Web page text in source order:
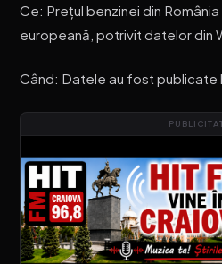
Ce: Prețul benzinei din
europeană, potrivit datelor din
Când: Datele au fost publicate